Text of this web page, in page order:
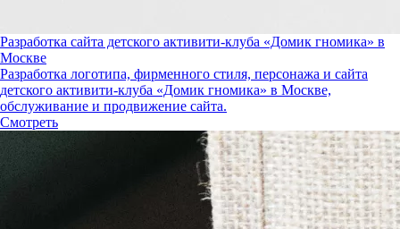
Разработка сайта детского активити-клуба «Домик гномика» в
Москве
Разработка логотипа, фирменного стиля, персонажа и сайта
детского активити-клуба «Домик гномика» в Москве,
обслуживание и продвижение сайта.
Смотреть